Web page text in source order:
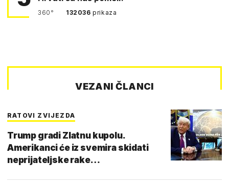
360° 132036prikaza
VEZANI ČLANCI
RATOVI ZVIJEZDA
Trump gradi Zlatnu kupolu.
Amerikanci će iz svemira skidati
neprijateljske rake…